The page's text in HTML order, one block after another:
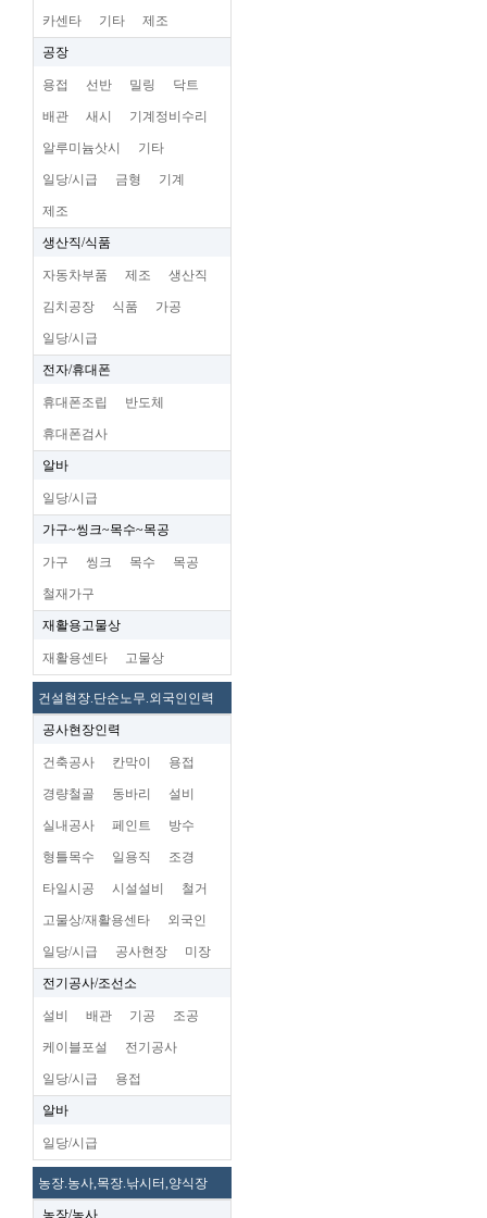
카센타 기타 제조
공장
용접 선반 밀링 닥트
배관 새시 기계정비수리
알루미늄삿시 기타
일당/시급 금형 기계
제조
생산직/식품
자동차부품 제조 생산직
김치공장 식품 가공
일당/시급
전자/휴대폰
휴대폰조립 반도체
휴대폰검사
알바
일당/시급
가구~씽크~목수~목공
가구 씽크 목수 목공
철재가구
재활용고물상
재활용센타 고물상
건설현장.단순노무.외국인인력
공사현장인력
건축공사 칸막이 용접
경량철골 동바리 설비
실내공사 페인트 방수
형틀목수 일용직 조경
타일시공 시설설비 철거
고물상/재활용센타 외국인
일당/시급 공사현장 미장
전기공사/조선소
설비 배관 기공 조공
케이블포설 전기공사
일당/시급 용접
알바
일당/시급
농장.농사,목장.낚시터,양식장
농장/농사